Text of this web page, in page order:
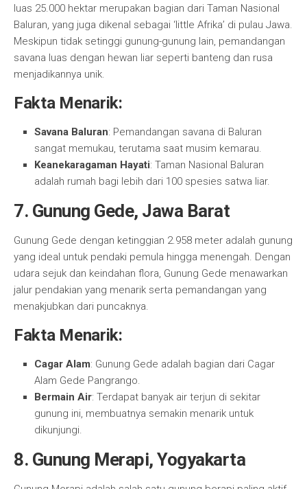
luas 25.000 hektar merupakan bagian dari Taman Nasional
Baluran, yang juga dikenal sebagai ‘little Afrika’ di pulau Jawa.
Meskipun tidak setinggi gunung-gunung lain, pemandangan
savana luas dengan hewan liar seperti banteng dan rusa
menjadikannya unik.
Fakta Menarik:
Savana Baluran: Pemandangan savana di Baluran
sangat memukau, terutama saat musim kemarau.
Keanekaragaman Hayati: Taman Nasional Baluran
adalah rumah bagi lebih dari 100 spesies satwa liar.
7. Gunung Gede, Jawa Barat
Gunung Gede dengan ketinggian 2.958 meter adalah gunung
yang ideal untuk pendaki pemula hingga menengah. Dengan
udara sejuk dan keindahan flora, Gunung Gede menawarkan
jalur pendakian yang menarik serta pemandangan yang
menakjubkan dari puncaknya.
Fakta Menarik:
Cagar Alam: Gunung Gede adalah bagian dari Cagar
Alam Gede Pangrango.
Bermain Air: Terdapat banyak air terjun di sekitar
gunung ini, membuatnya semakin menarik untuk
dikunjungi.
8. Gunung Merapi, Yogyakarta